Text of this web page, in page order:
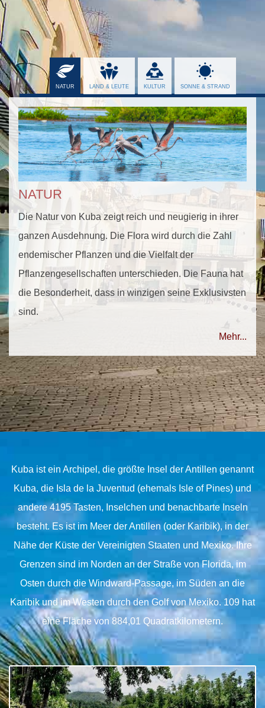
NATUR
Die Natur von Kuba zeigt reich und neugierig in ihrer
ganzen Ausdehnung. Die Flora wird durch die Zahl
endemischer Pflanzen und die Vielfalt der
Pflanzengesellschaften unterschieden. Die Fauna hat
die Besonderheit, dass in winzigen seine Exklusivsten
sind.
Mehr...
Kuba ist ein Archipel, die größte Insel der Antillen genannt
Kuba, die Isla de la Juventud (ehemals Isle of Pines) und
andere 4195 Tasten, Inselchen und benachbarte Inseln
besteht. Es ist im Meer der Antillen (oder Karibik), in der
Nähe der Küste der Vereinigten Staaten und Mexiko. Ihre
Grenzen sind im Norden an der Straße von Florida, im
Osten durch die Windward-Passage, im Süden an die
Karibik und im Westen durch den Golf von Mexiko. 109 hat
eine Fläche von 884,01 Quadratkilometern.